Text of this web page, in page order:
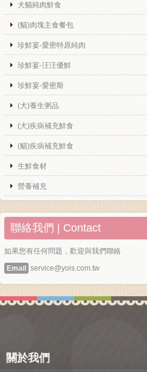
犬貓純肉鮮食
(貓)肉塊主食餐包
珍鮮宴-愛密特原純肉
珍鮮宴-汪汪優鮮
珍鮮宴-愛密斯
(犬)養生粥品
(犬)疾病補充鮮食
(貓)疾病補充鮮食
生鮮食材
營養補充
聯絡我們 | Contact
如果您有任何問題，歡迎與我們聯絡
Email
service@yois.com.tw
關於我們